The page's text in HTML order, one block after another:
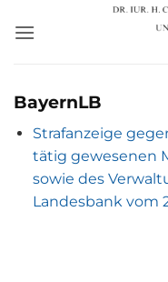
Inhalt
BayernLB
Strafanzeige
tätig gewesenen
sowie des
Landesbank vom